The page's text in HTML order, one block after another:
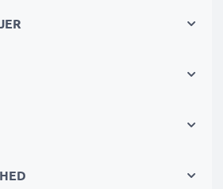
kamerataske
foto- eller
aldrig på kompromis med